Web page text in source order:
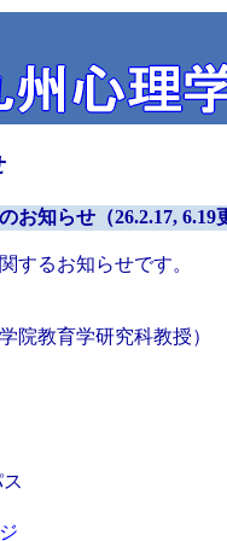
お知らせ（26.2.17, 6.19
するお知らせです。
院教育学研究科教授）